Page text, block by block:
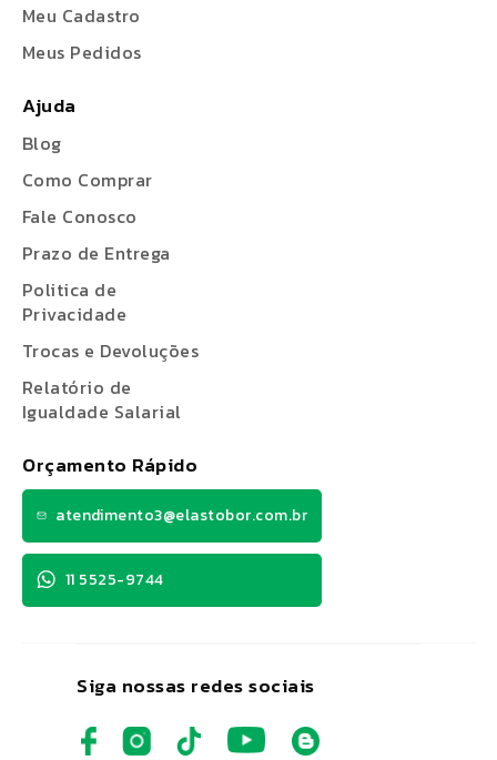
Siga nossas redes sociais
Meu Cadastro
Meus Pedidos
Ajuda
Blog
Como Comprar
Fale Conosco
Prazo de Entrega
Politica de
Privacidade
Trocas e Devoluções
Relatório de
Igualdade Salarial
Orçamento Rápido
atendimento3@elastobor.com.br
11 5525-9744